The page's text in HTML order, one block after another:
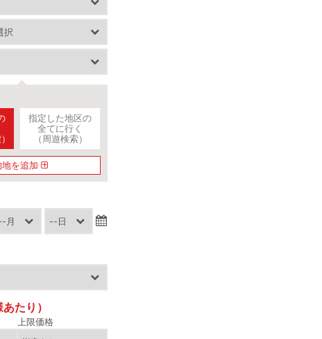
指定した地区の
全てに行く
（周遊検索）
地を追加
たり）
上限価格